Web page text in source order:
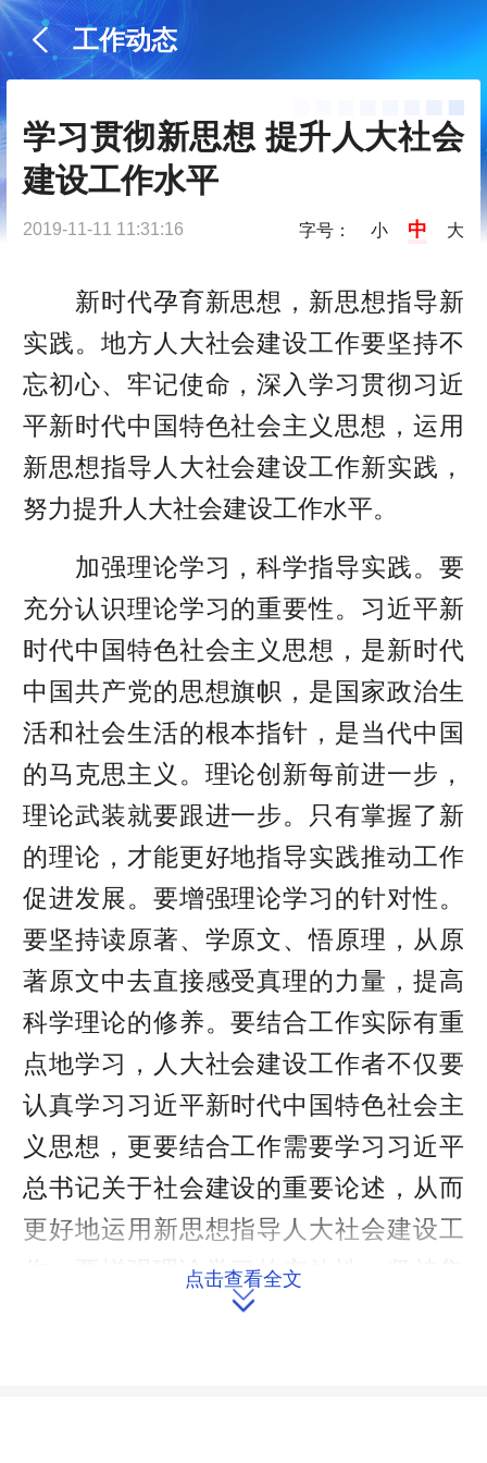
工作动态
学习贯彻新思想 提升人大社会
建设工作水平
2019-11-11 11:31:16 字号： 小 中 大
新时代孕育新思想，新思想指导新
实践。地方人大社会建设工作要坚持不
忘初心、牢记使命，深入学习贯彻习近
平新时代中国特色社会主义思想，运用
新思想指导人大社会建设工作新实践，
努力提升人大社会建设工作水平。
加强理论学习，科学指导实践。要
充分认识理论学习的重要性。习近平新
时代中国特色社会主义思想，是新时代
中国共产党的思想旗帜，是国家政治生
活和社会生活的根本指针，是当代中国
的马克思主义。理论创新每前进一步，
理论武装就要跟进一步。只有掌握了新
的理论，才能更好地指导实践推动工作
促进发展。要增强理论学习的针对性。
要坚持读原著、学原文、悟原理，从原
著原文中去直接感受真理的力量，提高
科学理论的修养。要结合工作实际有重
点地学习，人大社会建设工作者不仅要
认真学习习近平新时代中国特色社会主
义思想，更要结合工作需要学习习近平
总书记关于社会建设的重要论述，从而
更好地运用新思想指导人大社会建设工
作。要增强理论学习的实效性。坚持集
中学习与平时学习、全面学习与专题研
点击查看全文
